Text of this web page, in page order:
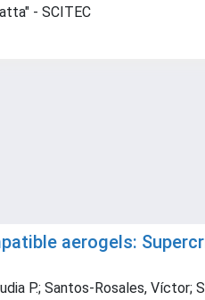
- SCITEC
aerogels:
P.; Santos-Rosales, Víctor;